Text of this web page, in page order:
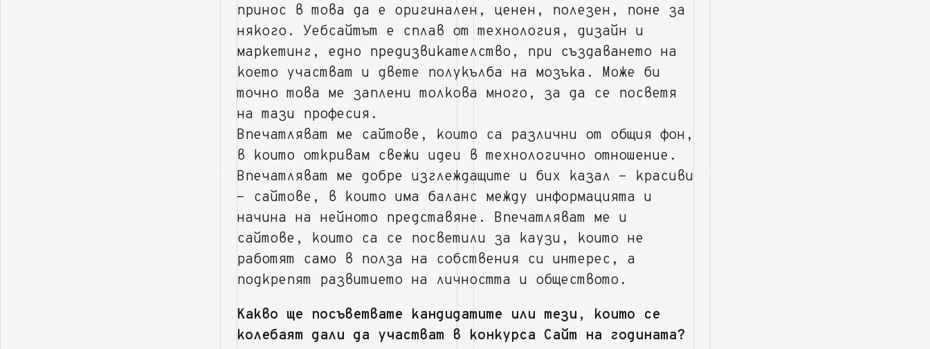
принос в това да е оригинален, ценен, полезен, поне за
някого. Уебсайтът е сплав от технология, дизайн и
маркетинг, едно предизвикателство, при създаването на
което участват и двете полукълба на мозъка. Може би
точно това ме заплени толкова много, за да се посветя
на тази професия.
Впечатляват ме сайтове, които са различни от общия фон,
в които откривам свежи идеи в технологично отношение.
Впечатляват ме добре изглеждащите и бих казал - красиви
- сайтове, в които има баланс между информацията и
начина на нейното представяне. Впечатляват ме и
сайтове, които са се посветили за каузи, които не
работят само в полза на собствения си интерес, а
подкрепят развитието на личността и обществото.
Какво ще посъветвате кандидатите или тези, които се
колебаят дали да участват в конкурса Сайт на годината?